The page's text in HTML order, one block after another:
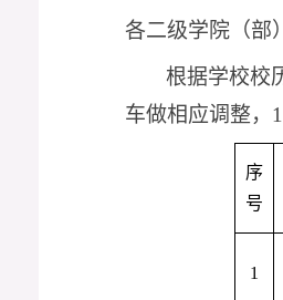
各二级学院（部
根据学校校
车做相应调整，
序
号
1